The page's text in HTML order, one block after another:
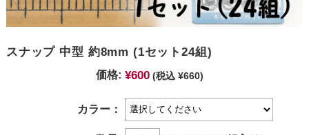
スナップ 中型 約8mm (1セット24組)
価格: ¥600 (税込 ¥660)
カラー：